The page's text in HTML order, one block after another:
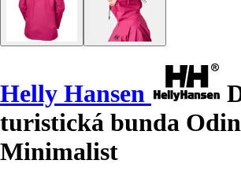
Helly Hansen
turistická bunda
Minimalist